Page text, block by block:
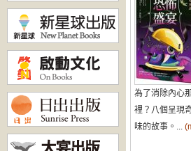
為了消除內心
裡？八個呈現
味的故事。...